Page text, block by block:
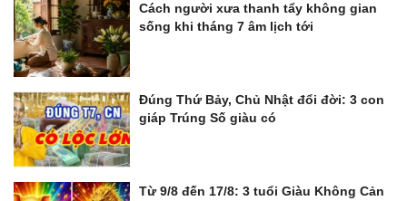
Cách người xưa thanh tẩy không gian
sống khi tháng 7 âm lịch tới
Đúng Thứ Bảy, Chủ Nhật đổi đời: 3 con
giáp Trúng Số giàu có
Từ 9/8 đến 17/8: 3 tuổi Giàu Không Cản